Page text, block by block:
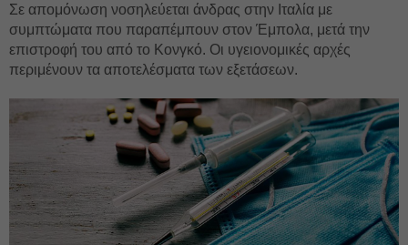
Σε απομόνωση νοσηλεύεται άνδρας στην Ιταλία με
συμπτώματα που παραπέμπουν στον Έμπολα, μετά την
επιστροφή του από το Κονγκό. Οι υγειονομικές αρχές
περιμένουν τα αποτελέσματα των εξετάσεων.